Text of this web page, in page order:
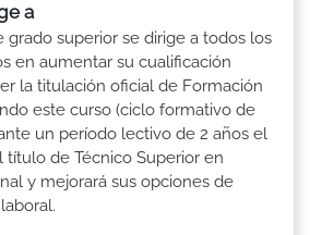
a
grado superior se dirige a todos los
en aumentar su cualificación
la titulación oficial de Formación
este curso (ciclo formativo de
un período lectivo de 2 años el
de Técnico Superior en
y mejorará sus opciones de